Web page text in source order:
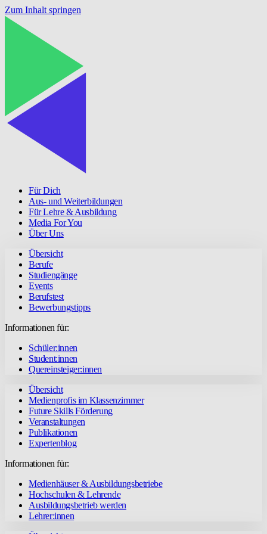
Zum Inhalt springen
Für Dich
Aus- und Weiterbildungen
Für Lehre & Ausbildung
Media For You
Über Uns
Übersicht
Berufe
Studiengänge
Events
Berufstest
Bewerbungstipps
Informationen für:
Schüler:innen
Student:innen
Quereinsteiger:innen
Übersicht
Medienprofis im Klassenzimmer
Future Skills Förderung
Veranstaltungen
Publikationen
Expertenblog
Informationen für:
Medienhäuser & Ausbildungsbetriebe
Hochschulen & Lehrende
Ausbildungsbetrieb werden
Lehrer:innen